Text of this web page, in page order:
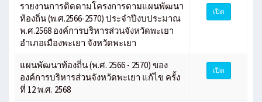
รายงานการติดตามโครงการตามแผนพัฒนา
ท้องถิ่น (พ.ศ.2566-2570) ประจำปีงบประมาณ
พ.ศ.2568 องค์การบริหารส่วนจังหวัดพะเยา
อำเภอเมืองพะเยา จังหวัดพะเยา
เปิด
แผนพัฒนาท้องถิ่น (พ.ศ. 2566 - 2570) ของ
องค์การบริหารส่วนจังหวัดพะเยา แก้ไข ครั้ง
ที่ 12 พ.ศ. 2568
เปิด